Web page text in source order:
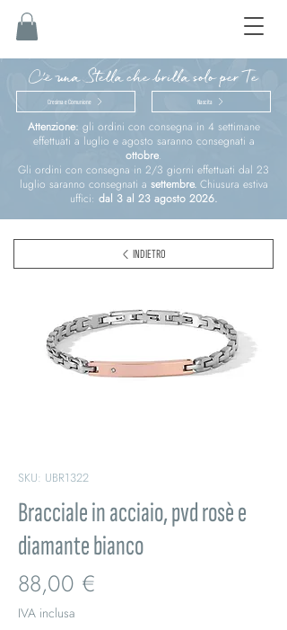
C'è una Stella che brilla solo per Te
Cresima e Comunione Nascita
Attenzione: gli ordini con consegna in 4 settimane
effettuati a luglio e agosto saranno consegnati a
ottobre.
Gli ordini con consegna in 2/3 giorni effettuati dal 23
luglio saranno consegnati a settembre.Chiusura estiva
uffici: dal 3 al 23 agosto 2026.
SKU: UBR1322
Bracciale in acciaio, pvd rosè e
diamante bianco
88,00 €
IVA inclusa
INDIETRO